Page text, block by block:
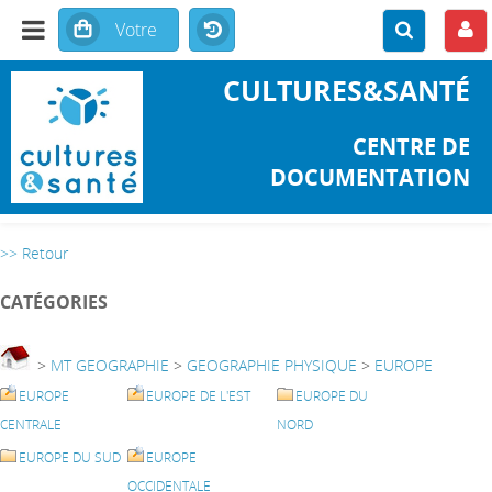
CULTURES&SANTÉ
CENTRE DE
DOCUMENTATION
>> Retour
CATÉGORIES
> MT GEOGRAPHIE > GEOGRAPHIE PHYSIQUE > EUROPE
EUROPE
CENTRALE
EUROPE DE L'EST
EUROPE DU
NORD
EUROPE DU SUD
EUROPE
OCCIDENTALE